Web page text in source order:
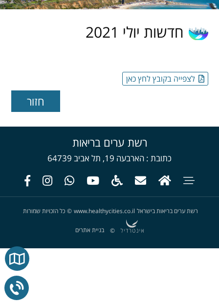
חדשות יולי 2021
לצפייה בקובץ לחץ כאן
רשת ערים בריאות
כתובת הארבעה 19, תל אביב 64739
רשת ערים בריאות בישראל www.healthycities.co.il
© כל הזכויות שמורות
© בניית אתרים